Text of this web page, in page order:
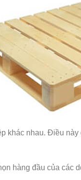
khác nhau. Điều
hàng đầu của các